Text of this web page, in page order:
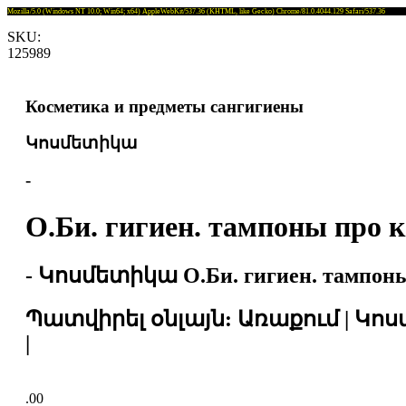
Mozilla/5.0 (Windows NT 10.0; Win64; x64) AppleWebKit/537.36 (KHTML, like Gecko) Chrome/81.0.4044.129 Safari/537.36
SKU:
125989
Косметика и предметы сангигиены
Կոսմետիկա
-
О.Би. гигиен. тампоны про
- Կոսմետիկա О.Би. гигиен. тампоны
Պատվիրել օնլայն: Առաքում |
|
.00